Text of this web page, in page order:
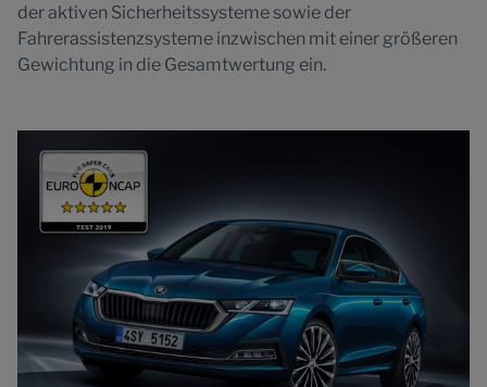
der aktiven Sicherheitssysteme sowie der
Fahrerassistenzsysteme inzwischen mit einer größeren
Gewichtung in die Gesamtwertung ein.